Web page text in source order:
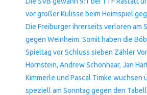
vor großer Kulisse beim Heimspiel
Die Freiburger ihrerseits verloren am
gegen Weinheim. Somit haben die
Spieltag vor Schluss sieben Zähler
Hornstein, Andrew Schönhaar, Jan
Kimmerle und Pascal Timke wuchsen
speziell am Sonntag gegen den